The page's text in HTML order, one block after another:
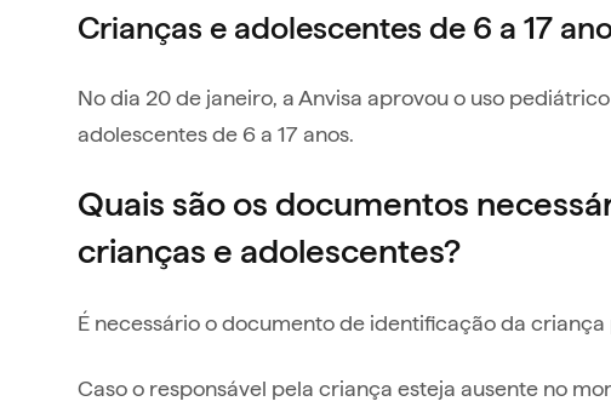
Crianças e adolescentes de 6 a 17
No dia 20 de janeiro, a Anvisa aprovou o uso
adolescentes de 6 a 17 anos.
Quais são os documentos
crianças e adolescentes?
É necessário o documento de identificação da criança
Caso o responsável pela criança esteja ausente no